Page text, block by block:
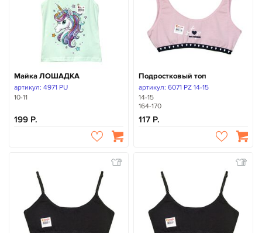
Майка ЛОШАДКА
артикул: 4971 PU
10-11
199
Подростковый топ
артикул: 6071 PZ 14-15
14-15
164-170
117